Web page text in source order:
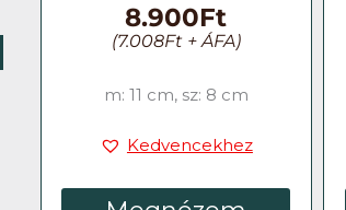
8.900Ft
(7.008Ft+ ÁFA)
m: 11 cm, sz: 8 cm
Kedvencekhez